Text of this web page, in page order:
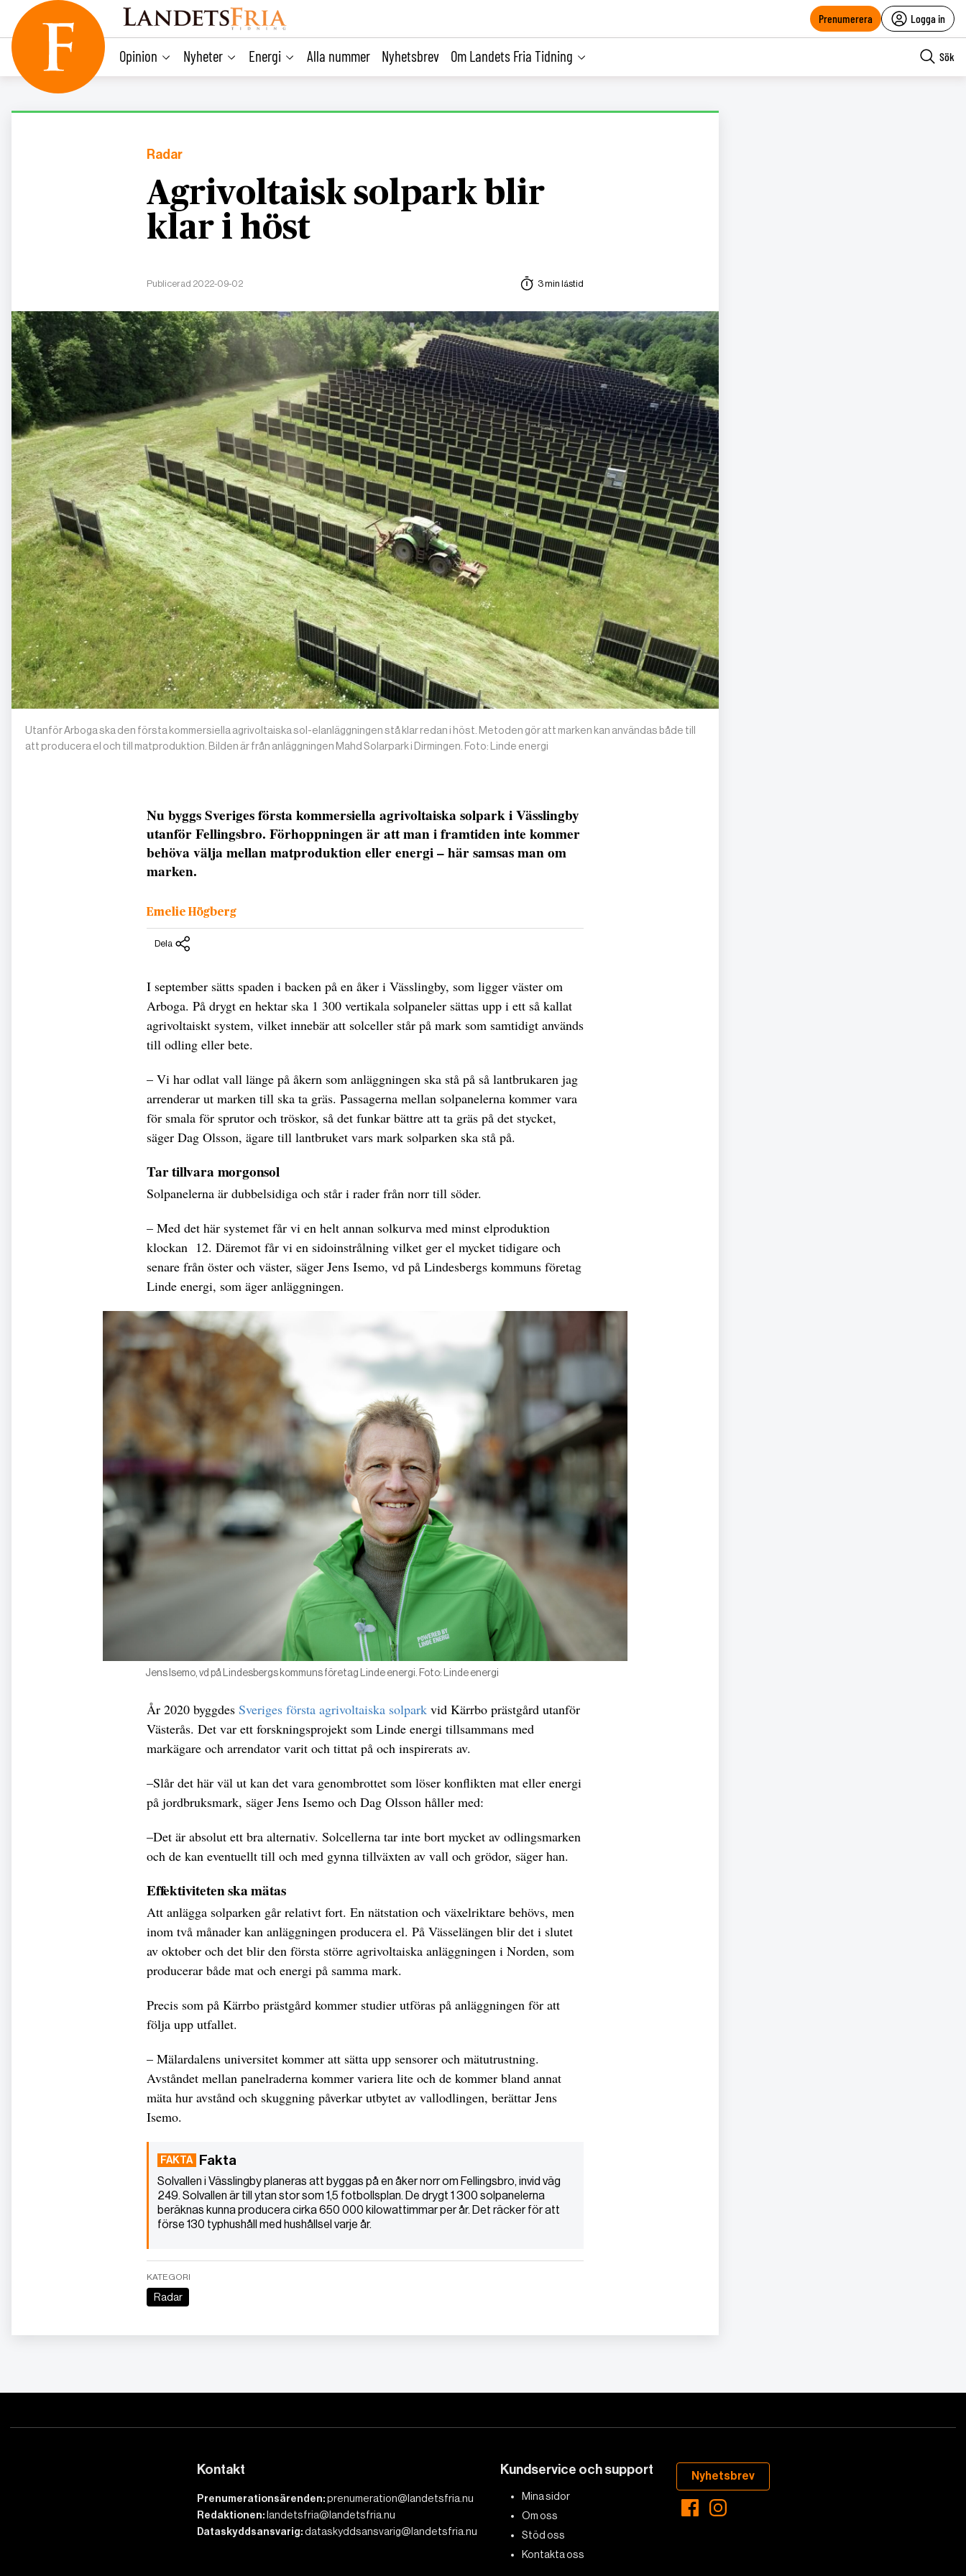
content
Prenumerera Logga in
Opinion Nyheter Energi Alla nummer Nyhetsbrev Om Landets Fria Tidning Sök
Radar
Agrivoltaisk solpark blir
klar i höst
Publicerad 2022-09-02 3 min lästid
Utanför Arboga ska den första kommersiella agrivoltaiska sol-elanläggningen stå klar redan i höst. Metoden gör att marken kan användas både till
att producera el och till matproduktion. Bilden är från anläggningen Mahd Solarpark i Dirmingen. Foto: Linde energi
Nu byggs Sveriges första kommersiella agrivoltaiska solpark i Vässlingby
utanför Fellingsbro. Förhoppningen är att man i framtiden inte kommer
behöva välja mellan matproduktion eller energi – här samsas man om
marken.
Emelie Högberg
Dela
I september sätts spaden i backen på en åker i Vässlingby, som ligger väster om
Arboga. På drygt en hektar ska 1 300 vertikala solpaneler sättas upp i ett så kallat
agrivoltaiskt system, vilket innebär att solceller står på mark som samtidigt används
till odling eller bete.
– Vi har odlat vall länge på åkern som anläggningen ska stå på så lantbrukaren jag
arrenderar ut marken till ska ta gräs. Passagerna mellan solpanelerna kommer vara
för smala för sprutor och tröskor, så det funkar bättre att ta gräs på det stycket,
säger Dag Olsson, ägare till lantbruket vars mark solparken ska stå på.
Tar tillvara morgonsol
Solpanelerna är dubbelsidiga och står i rader från norr till söder.
– Med det här systemet får vi en helt annan solkurva med minst elproduktion
klockan 12. Däremot får vi en sidoinstrålning vilket ger el mycket tidigare och
senare från öster och väster, säger Jens Isemo, vd på Lindesbergs kommuns företag
Linde energi, som äger anläggningen.
Jens Isemo, vd på Lindesbergs kommuns företag Linde energi. Foto: Linde energi
År 2020 byggdes Sveriges första agrivoltaiska solpark vid Kärrbo prästgård utanför
Västerås. Det var ett forskningsprojekt som Linde energi tillsammans med
markägare och arrendator varit och tittat på och inspirerats av.
–Slår det här väl ut kan det vara genombrottet som löser konflikten mat eller energi
på jordbruksmark, säger Jens Isemo och Dag Olsson håller med:
–Det är absolut ett bra alternativ. Solcellerna tar inte bort mycket av odlingsmarken
och de kan eventuellt till och med gynna tillväxten av vall och grödor, säger han.
Effektiviteten ska mätas
Att anlägga solparken går relativt fort. En nätstation och växelriktare behövs, men
inom två månader kan anläggningen producera el. På Vässelängen blir det i slutet
av oktober och det blir den första större agrivoltaiska anläggningen i Norden, som
producerar både mat och energi på samma mark.
Precis som på Kärrbo prästgård kommer studier utföras på anläggningen för att
följa upp utfallet.
– Mälardalens universitet kommer att sätta upp sensorer och mätutrustning.
Avståndet mellan panelraderna kommer variera lite och de kommer bland annat
mäta hur avstånd och skuggning påverkar utbytet av vallodlingen, berättar Jens
Isemo.
Fakta
Solvallen i Vässlingby planeras att byggas på en åker norr om Fellingsbro, invid väg
249. Solvallen är till ytan stor som 1,5 fotbollsplan. De drygt 1 300 solpanelerna
beräknas kunna producera cirka 650 000 kilowattimmar per år. Det räcker för att
förse 130 typhushåll med hushållsel varje år.
KATEGORI
Radar
Kontakt
Prenumerationsärenden:prenumeration@landetsfria.nu
Redaktionen: landetsfria@landetsfria.nu
Dataskyddsansvarig:dataskyddsansvarig@landetsfria.nu
Kundservice och support
Mina sidor
Om oss
Stöd oss
Kontakta oss
Nyhetsbrev